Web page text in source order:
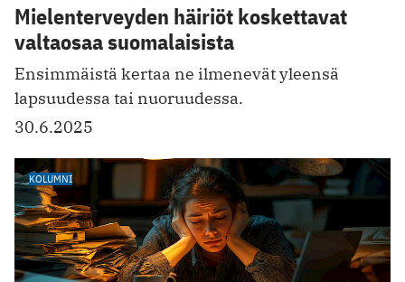
Mielenterveyden häiriöt koskettavat
valtaosaa suomalaisista
Ensimmäistä kertaa ne ilmenevät yleensä
lapsuudessa tai nuoruudessa.
30.6.2025
KOLUMNI